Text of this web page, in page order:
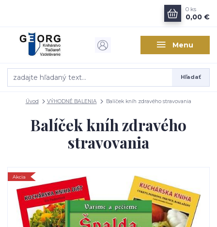
Menu
Hľadať
0 ks
0,00 €
Úvod VÝHODNÉ BALENIA Balíček kníh zdravého stravovania
Balíček kníh zdravého
stravovania
Akcia